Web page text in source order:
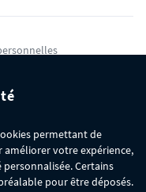
permettant de
votre expérience,
Certains
pour être déposés.